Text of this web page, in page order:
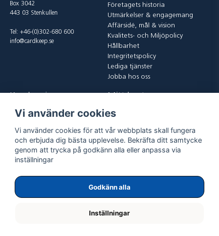
Box 3042
443 03 Stenkullen
Tel: +46-(0)302-680 600
info@cardkeep.se
Företagets historia
Utmärkelser & engagemang
Affärsidé, mål & vision
Kvalitets- och Miljöpolicy
Hållbarhet
Integritetspolicy
Lediga tjänster
Jobba hos oss
Kontakta oss
Vanliga frågor
Returer
Logga in
Glömt lösenord?
Vi använder cookies
Vi använder cookies för att vår webbplats skall fungera
och erbjuda dig bästa upplevelse. Bekräfta ditt samtycke
genom att trycka på godkänn alla eller anpassa via
inställningar
Godkänn alla
Inställningar